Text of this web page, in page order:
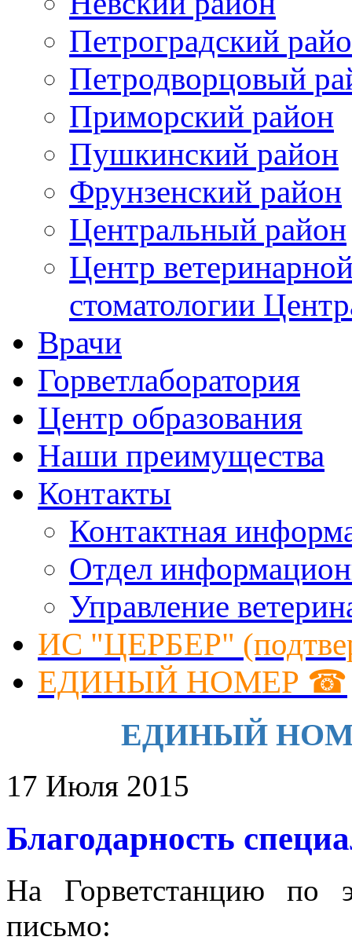
Петроградский
Петродворцовый
Приморский район
Пушкинский район
Фрунзенский район
Цeнтральный район
Центр
стоматологии
Врачи
Горветлаборатория
Центр образования
Наши преимущества
Контакты
Контактная
Отдел
Управление
ИС "ЦЕРБЕР"
ЕДИНЫЙ НОМЕР ☎
ЕДИНЫЙ
17 Июля 2015
Благодарность
На Горветстанцию по
письмо: